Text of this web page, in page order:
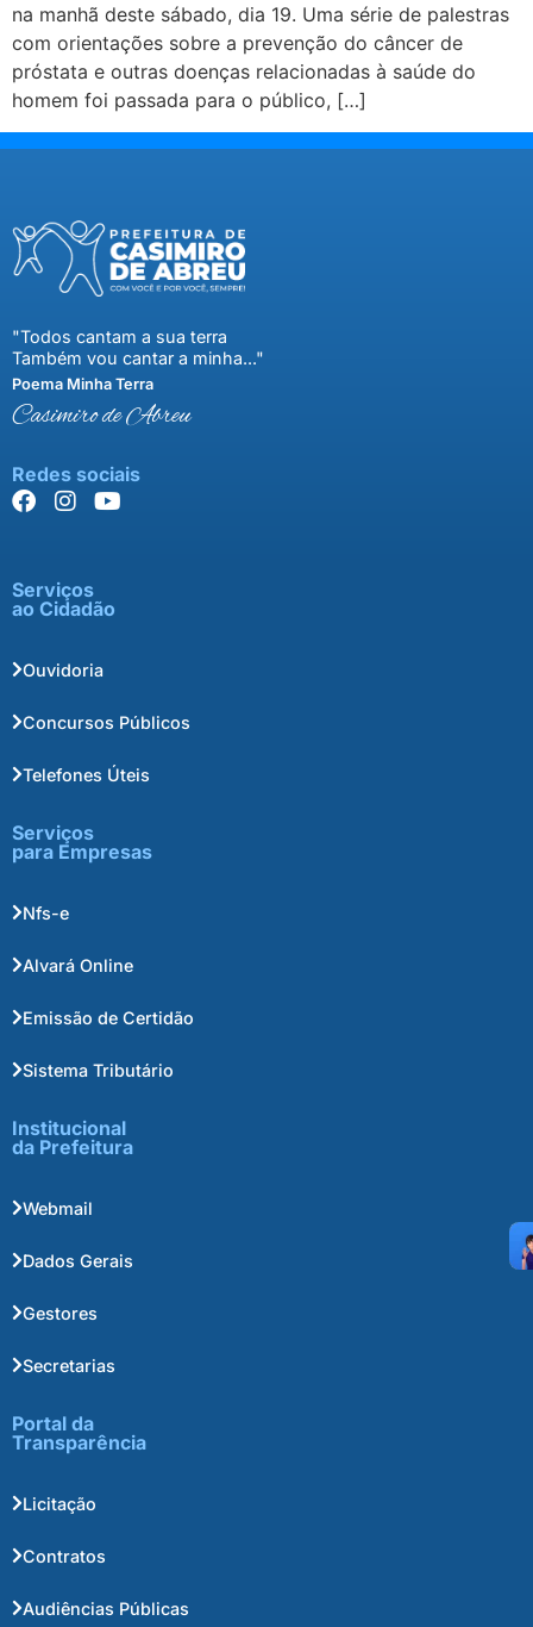
na manhã deste sábado, dia 19. Uma série de palestras
com orientações sobre a prevenção do câncer de
próstata e outras doenças relacionadas à saúde do
homem foi passada para o público, […]
"Todos cantam a sua terra
Também vou cantar a minha..."
Poema Minha Terra
Casimiro de Abreu
Redes sociais
Serviços
ao Cidadão
Ouvidoria
Concursos Públicos
Telefones Úteis
Serviços
para Empresas
Nfs-e
Alvará Online
Emissão de Certidão
Sistema Tributário
Institucional
da Prefeitura
Webmail
Dados Gerais
Gestores
Secretarias
Portal da
Transparência
Licitação
Contratos
Audiências Públicas